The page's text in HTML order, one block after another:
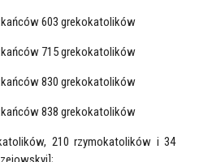
603 grekokatolików
715 grekokatolików
830 grekokatolików
838 grekokatolików
210 rzymokatolików i 34